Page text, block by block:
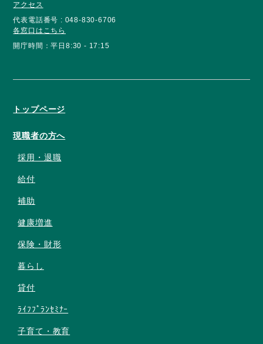
アクセス
代表電話番号 : 048-830-6706
各窓口はこちら
開庁時間：平日8:30 - 17:15
トップページ
現職者の方へ
採用・退職
給付
補助
健康増進
保険・財形
暮らし
貸付
ﾗｲﾌﾌﾟﾗﾝｾﾐﾅｰ
子育て・教育